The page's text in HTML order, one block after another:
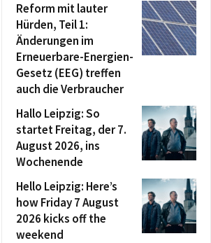
Reform mit lauter
Hürden, Teil 1:
Änderungen im
Erneuerbare-Energien-
Gesetz (EEG) treffen
auch die Verbraucher
Hallo Leipzig: So
startet Freitag, der 7.
August 2026, ins
Wochenende
Hello Leipzig: Here’s
how Friday 7 August
2026 kicks off the
weekend